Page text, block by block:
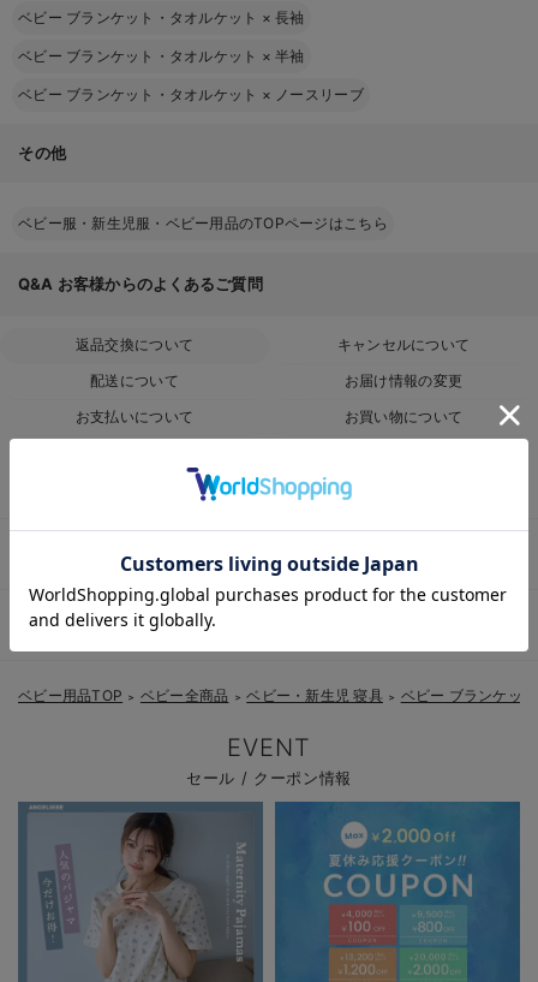
ベビー ブランケット・タオルケット ×長袖
ベビー ブランケット・タオルケット ×半袖
ベビー ブランケット・タオルケット × ノースリーブ
その他
ベビー服・新生児服・ベビー用品のTOPページはこちら
Q&A お客様からのよくあるご質問
返品交換について
キャンセルについて
配送について
お届け情報の変更
お支払いについて
お買い物について
返品条件はありますか？
サイズを間違って注文した為、返品・交換したい
届いた商品に不具合があった為、交換・返品したい
お気に入り商品を確認する
ベビー用品TOP ＞ ベビー全商品 ＞ ベビー・新生児 寝具 ＞ ベビー ブランケッ
EVENT
セール / クーポン情報